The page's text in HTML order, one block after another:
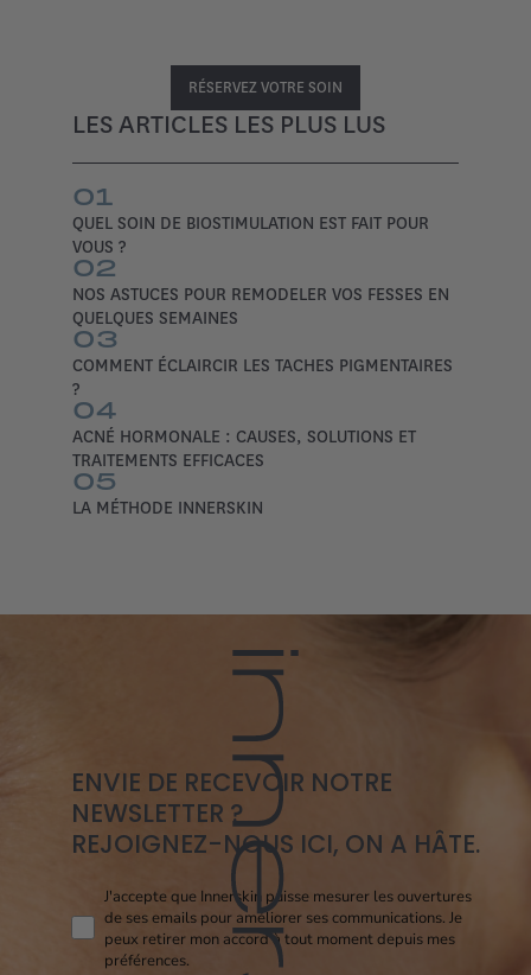
RÉSERVEZ VOTRE SOIN
LES ARTICLES LES PLUS LUS
01
QUEL SOIN DE BIOSTIMULATION EST FAIT POUR
VOUS ?
02
NOS ASTUCES POUR REMODELER VOS FESSES EN
QUELQUES SEMAINES
03
COMMENT ÉCLAIRCIR LES TACHES PIGMENTAIRES
?
04
ACNÉ HORMONALE : CAUSES, SOLUTIONS ET
TRAITEMENTS EFFICACES
05
LA MÉTHODE INNERSKIN
ENVIE DE RECEVOIR NOTRE
NEWSLETTER ?
REJOIGNEZ-NOUS ICI, ON A HÂTE.
Consent pixel openi
J'accepte que Innerskin puisse mesurer les ouvertures
de ses emails pour améliorer ses communications. Je
peux retirer mon accord à tout moment depuis mes
préférences.